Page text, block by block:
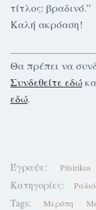
τίτλος: βραδινό.”
Καλή ακρόαση!
Θα πρέπει να
Συνδεθείτε εδώ
εδώ.
Έγραψε: Pitsirikos
Κατηγορίες:
Tags: Μερόπη